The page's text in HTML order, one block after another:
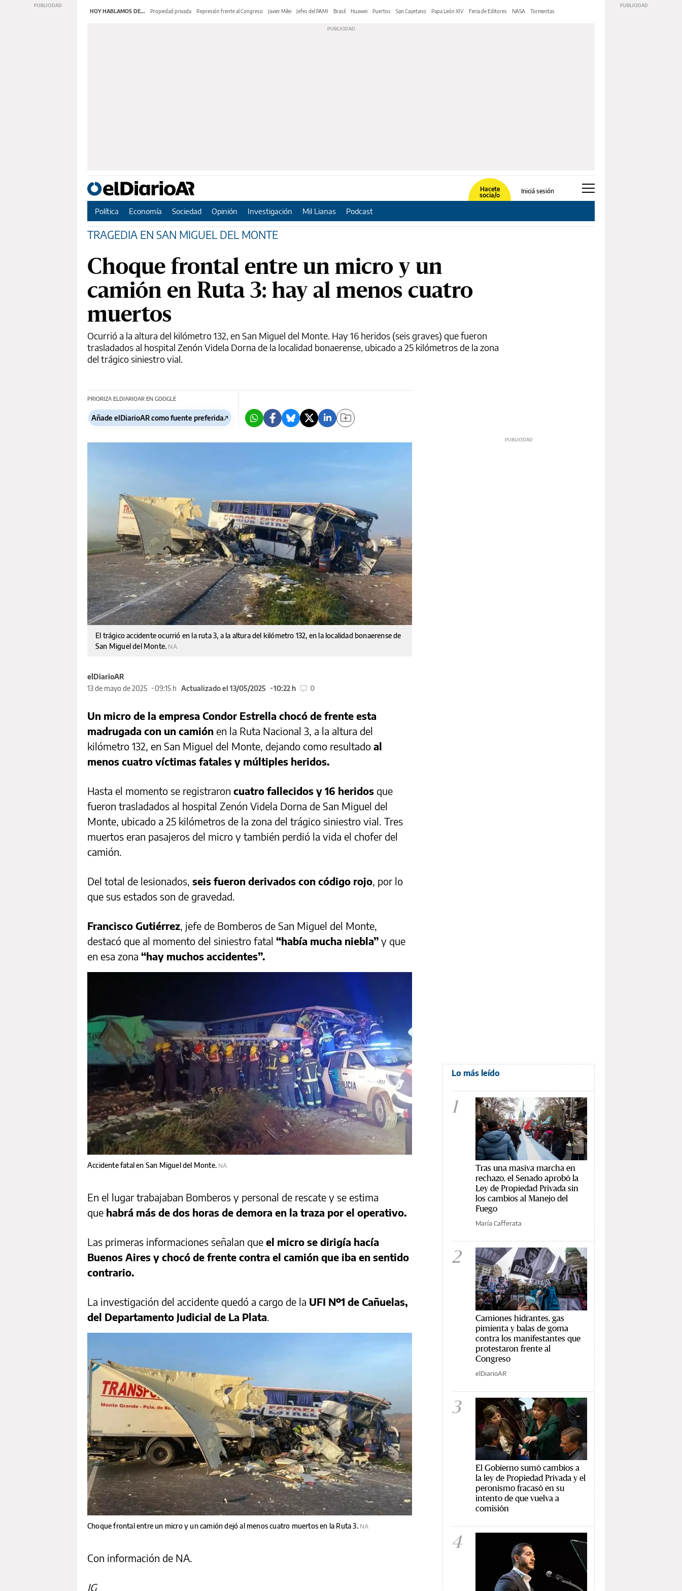
HOY HABLAMOS DE... Propiedad privada Represión frente al Congreso Javier Milei Jefes del PAMI Brasil Huawei Puertos San Cayetano Papa León XIV Feria de Editores NASA Tormentas
Hacete
socia/o
Iniciá sesión
Política Economía Sociedad Opinión Investigación Mil Lianas Podcast
TRAGEDIA EN SAN MIGUEL DEL MONTE
Choque frontal entre un micro y un
camión en Ruta 3: hay al menos cuatro
muertos
Ocurrió a la altura del kilómetro 132, en San Miguel del Monte. Hay 16 heridos (seis graves) que fueron
trasladados al hospital Zenón Videla Dorna de la localidad bonaerense, ubicado a 25 kilómetros de la zona
del trágico siniestro vial.
PRIORIZA ELDIARIOAR EN GOOGLE
Añade elDiarioAR como fuente preferida
El trágico accidente ocurrió en la ruta 3, a la altura del kilómetro 132, en la localidad bonaerense de
San Miguel del Monte. NA
elDiarioAR
13 de mayo de 2025
09:15 h Actualizado el 13/05/2025 10:22 h 0
Un micro de la empresa Condor Estrella chocó de frente esta
madrugada con un camión en la Ruta Nacional 3, a la altura del
kilómetro 132, en San Miguel del Monte, dejando como resultado al
menos cuatro víctimas fatales y múltiples heridos.
Hasta el momento se registraron cuatro fallecidos y 16 heridos que
fueron trasladados al hospital Zenón Videla Dorna de San Miguel del
Monte, ubicado a 25 kilómetros de la zona del trágico siniestro vial. Tres
muertos eran pasajeros del micro y también perdió la vida el chofer del
camión.
Del total de lesionados, seis fueron derivados con código rojo, por lo
que sus estados son de gravedad.
Francisco Gutiérrez, jefe de Bomberos de San Miguel del Monte,
destacó que al momento del siniestro fatal “había mucha niebla” y que
en esa zona “hay muchos accidentes”.
Accidente fatal en San Miguel del Monte. NA
En el lugar trabajaban Bomberos y personal de rescate y se estima
que habrá más de dos horas de demora en la traza por el operativo.
Las primeras informaciones señalan que el micro se dirigía hacía
Buenos Aires y chocó de frente contra el camión que iba en sentido
contrario.
La investigación del accidente quedó a cargo de la UFI Nº1 de Cañuelas,
del Departamento Judicial de La Plata.
Choque frontal entre un micro y un camión dejó al menos cuatro muertos en la Ruta 3. NA
Con información de NA.
IG
Lo más leído
1
Tras una masiva marcha en
rechazo, el Senado aprobó la
Ley de Propiedad Privada sin
los cambios al Manejo del
Fuego
María Cafferata
2
Camiones hidrantes, gas
pimienta y balas de goma
contra los manifestantes que
protestaron frente al
Congreso
elDiarioAR
3
El Gobierno sumó cambios a
la ley de Propiedad Privada y el
peronismo fracasó en su
intento de que vuelva a
comisión
4